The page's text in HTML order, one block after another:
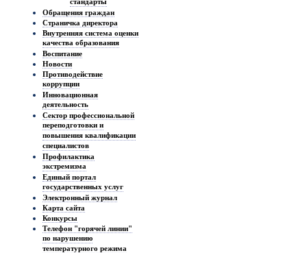
стандарты
Обращения граждан
Страничка директора
Внутренняя система оценки
качества образования
Воспитание
Новости
Противодействие
коррупции
Инновационная
деятельность
Сектор профессиональной
переподготовки и
повышения квалификации
специалистов
Профилактика
экстремизма
Единый портал
государственных услуг
Электронный журнал
Карта сайта
Конкурсы
Телефон "горячей линии"
по нарушению
температурного режима